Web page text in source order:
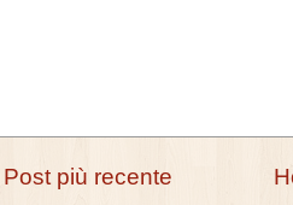
Post più recente